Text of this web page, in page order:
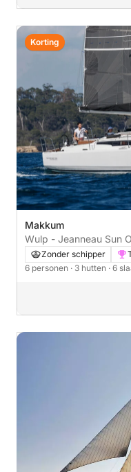
Makkum
Wulp - Jeanneau Sun
Zonder schipper
6 personen · 3 hutten · 6
Korting